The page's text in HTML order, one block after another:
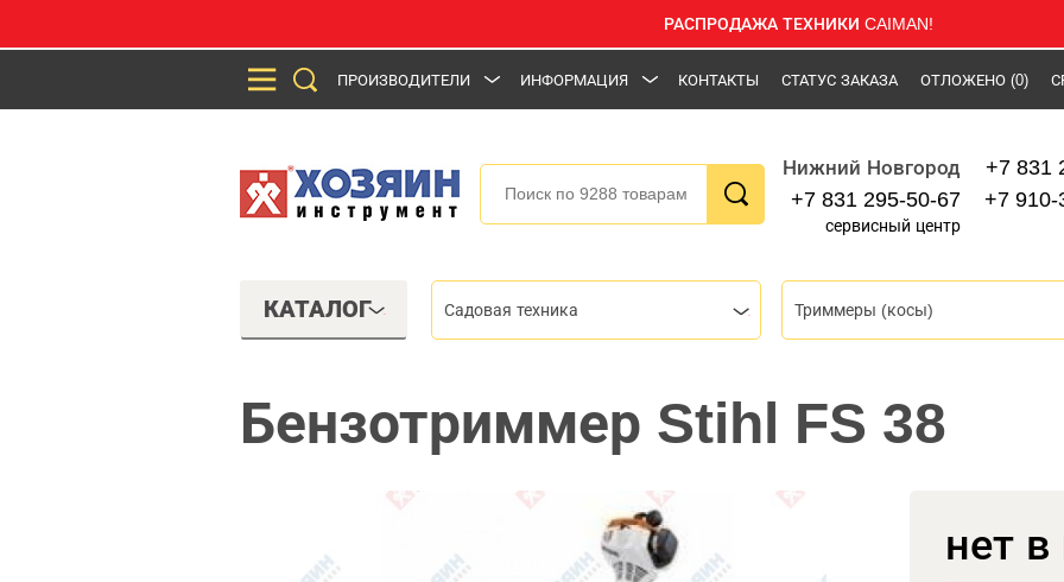
РАСПРОДАЖА ТЕХНИКИ CAIMAN!
ПРОИЗВОДИТЕЛИ ИНФОРМАЦИЯ КОНТАКТЫ СТАТУС ЗАКАЗА ОТЛОЖЕНО (0)
Нижний Новгород
+7 831 295-50-67
сервисный центр
+7 831
+7 910-
КАТАЛОГ Садовая техника Триммеры (косы)
Бензотриммер Stihl FS 38
нет